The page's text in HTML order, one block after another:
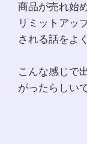
商品が売れ始
リミットアッ
される話をよ
こんな感じで
がったらしい